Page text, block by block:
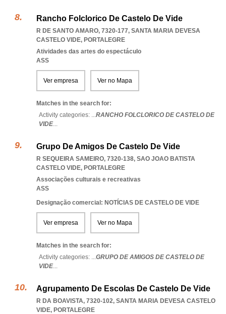
Rancho Folclorico De Castelo De Vide
R DE SANTO AMARO, 7320-177, SANTA MARIA DEVESA
CASTELO VIDE, PORTALEGRE
Atividades das artes do espectáculo
ASS
Ver empresa Ver no Mapa
Matches in the search for:
Activity categories: ...RANCHO FOLCLORICO DE CASTELO DE
VIDE...
Grupo De Amigos De Castelo De Vide
R SEQUEIRA SAMEIRO, 7320-138, SAO JOAO BATISTA
CASTELO VIDE, PORTALEGRE
Associações culturais e recreativas
ASS
Designação comercial: NOTÍCIAS DE CASTELO DE VIDE
Ver empresa Ver no Mapa
Matches in the search for:
Activity categories: ...GRUPO DE AMIGOS DE CASTELO DE
VIDE...
Agrupamento De Escolas De Castelo De Vide
R DA BOAVISTA, 7320-102, SANTA MARIA DEVESA CASTELO
VIDE, PORTALEGRE